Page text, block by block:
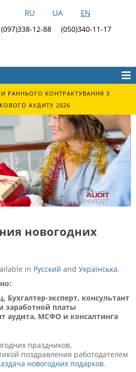
RU UA EN
(097)338-12-88 (050)340-11-17
РАННЬОГО КОНТРАКТУВАННЯ З
АУДИТУ 2026
новогодних
in Русский and Українська.
Бухгалтер-эксперт, консультант
заработной платы
аудита, МСФО и консалтинга
праздников,
поздравления работодателем
новогодних подарков.